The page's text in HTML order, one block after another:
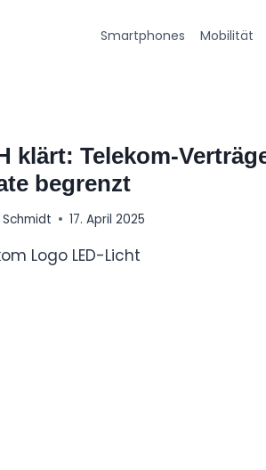
Smartphones Mobilität
klärt: Telekom-
begrenzt
17. April 2025